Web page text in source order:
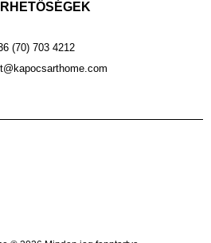
(70) 703 4212